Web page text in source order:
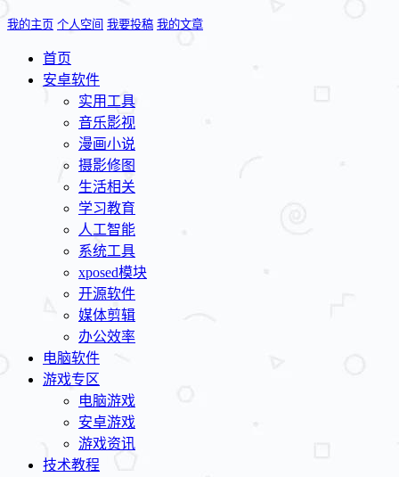
我的主页 个人空间 我要投稿 我的文章
首页
安卓软件
实用工具
音乐影视
漫画小说
摄影修图
生活相关
学习教育
人工智能
系统工具
xposed模块
开源软件
媒体剪辑
办公效率
电脑软件
游戏专区
电脑游戏
安卓游戏
游戏资讯
技术教程